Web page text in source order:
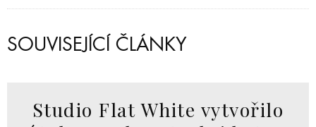
SOUVISEJÍCÍ ČLÁNKY
Studio Flat White vytvořilo